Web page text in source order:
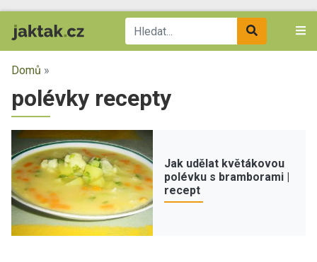
Domů »
polévky recepty
Jak udělat květákovou
polévku s bramborami |
recept